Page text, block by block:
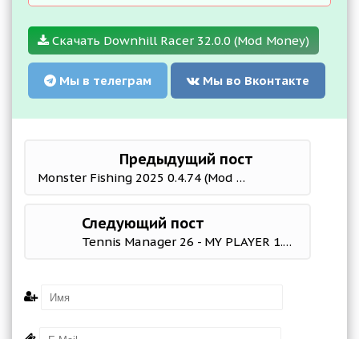
Скачать Downhill Racer 32.0.0 (Mod Money)
Мы в телеграм Мы во Вконтакте
Предыдущий пост
Monster Fishing 2025 0.4.74 (Mod Money)
Следующий пост
Tennis Manager 26 - MY PLAYER 1.3 Mod (Unlimited Skill Points)